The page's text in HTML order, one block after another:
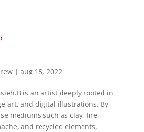
| aug 15, 2022
is an artist deeply rooted in
art, and digital illustrations. By
mediums such as clay, fire,
and recycled elements,